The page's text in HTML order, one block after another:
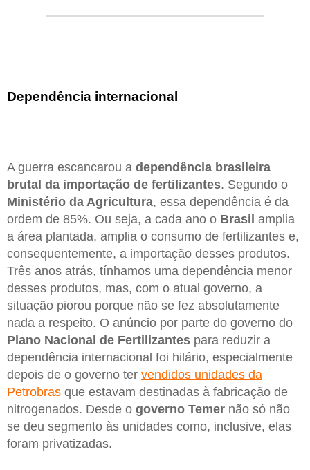
Dependência internacional
A guerra escancarou a dependência brasileira
brutal da importação de fertilizantes. Segundo o
Ministério da Agricultura, essa dependência é da
ordem de 85%. Ou seja, a cada ano o Brasil amplia
a área plantada, amplia o consumo de fertilizantes e,
consequentemente, a importação desses produtos.
Três anos atrás, tínhamos uma dependência menor
desses produtos, mas, com o atual governo, a
situação piorou porque não se fez absolutamente
nada a respeito. O anúncio por parte do governo do
Plano Nacional de Fertilizantes para reduzir a
dependência internacional foi hilário, especialmente
depois de o governo ter vendidos unidades da
Petrobras que estavam destinadas à fabricação de
nitrogenados. Desde o governo Temer não só não
se deu segmento às unidades como, inclusive, elas
foram privatizadas.